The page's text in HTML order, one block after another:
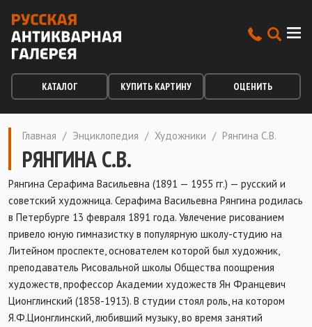
КАТАЛОГ КУПИТЬ КАРТИНУ ОЦЕНИТЬ
Главная / Энциклопедия / Художники / Рянгина С.В.
РЯНГИНА С.В.
Рянгина Серафима Васильевна (1891 — 1955 гг.) — русский и
советский художница. Серафима Васильевна Рянгина родилась
в Петербурге 13 февраля 1891 года. Увлечение рисованием
привело юную гимназистку в популярную школу-студию на
Литейном проспекте, основателем которой был художник,
преподаватель Рисовальной школы Общества поощрения
художеств, профессор Академии художеств Ян Францевич
Ционглинский (1858-1913). В студии стоял роль, на котором
Я.Ф.Ционглинский, любивший музыку, во время занятий